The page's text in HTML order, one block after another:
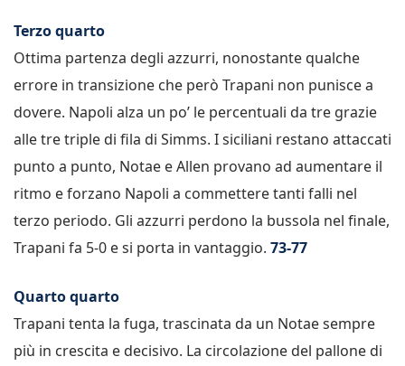
Terzo quarto
Ottima partenza degli azzurri, nonostante qualche
errore in transizione che però Trapani non punisce a
dovere. Napoli alza un po’ le percentuali da tre grazie
alle tre triple di fila di Simms. I siciliani restano attaccati
punto a punto, Notae e Allen provano ad aumentare il
ritmo e forzano Napoli a commettere tanti falli nel
terzo periodo. Gli azzurri perdono la bussola nel finale,
Trapani fa 5-0 e si porta in vantaggio. 73-77
Quarto quarto
Trapani tenta la fuga, trascinata da un Notae sempre
più in crescita e decisivo. La circolazione del pallone di